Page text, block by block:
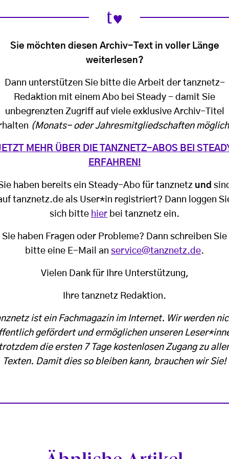
Sie möchten diesen Archiv-Text in voller Länge
weiterlesen?
Dann unterstützen Sie bitte die Arbeit der tanznetz-
Redaktion mit einem Abo bei Steady - damit Sie
unbegrenzten Zugriff auf viele exklusive Archiv-Titel
(Monats- oder Jahresmitgliedschaften
MEHR ÜBER DIE TANZNETZ-ABOS BEI
ERFAHREN!
haben bereits ein Steady-Abo für tanznetz und
tanznetz.de als User*in registriert? Dann loggen
sich bitte hier bei tanznetz ein.
Sie haben Fragen oder Probleme? Dann schreiben Sie
bitte eine E-Mail an service@tanznetz.de.
Vielen Dank für Ihre Unterstützung,
Ihre tanznetz Redaktion.
ist ein Fachmagazin im Internet. Wir werden
gefördert und ermöglichen unseren
die ersten 7 Tage kostenlosen Zugang zu
Texten. Damit dies so bleiben kann, brauchen wir Sie!